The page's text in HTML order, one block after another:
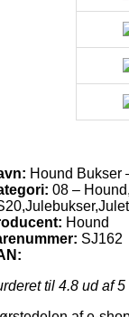
Hound Bukser
08 –
Hound
SJ162
til 4.8 ud af 5